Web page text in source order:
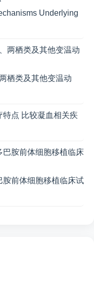
Underlying
栖类及其他变温动
比较凝血相关疾
前体细胞移植临床试